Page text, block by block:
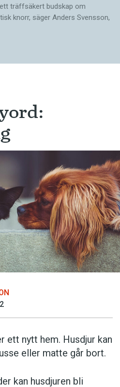
träffsäkert budskap om
knorr, säger Anders Svensson,
ett nytt hem. Husdjur kan
eller matte går bort.
kan husdjuren bli